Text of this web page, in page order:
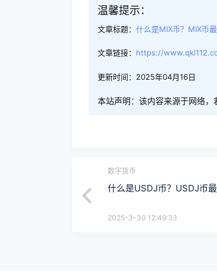
温馨提示：
文章标题： 什么是MIX币？MIX币
文章链接： https://
更新时间：2025年04月16日
本站声明：该内容来源于网络，
数字货币
什么是USDJ币？USDJ币
2025-3-30 12:49:33